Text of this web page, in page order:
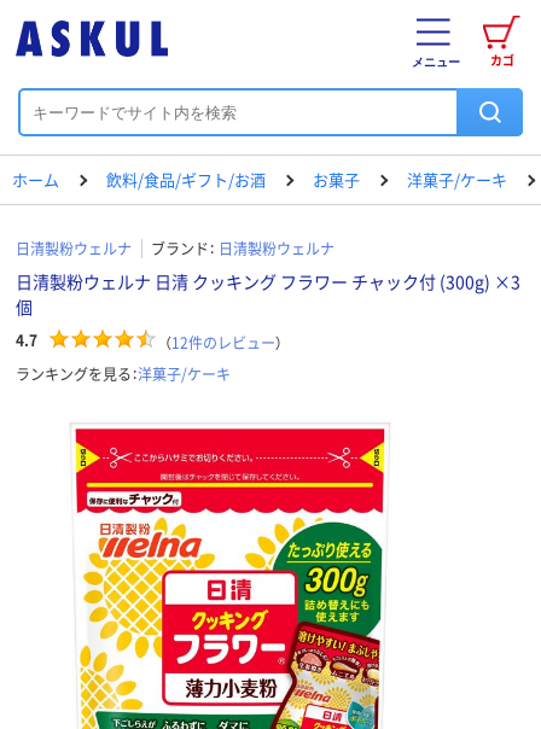
カゴ
メニュー
ホーム 飲料/食品/ギフト/お酒 お菓子 洋菓子/ケーキ
日清製粉ウェルナ ブランド： 日清製粉ウェルナ
日清製粉ウェルナ 日清 クッキング フラワー チャック付 (300g) ×3
個
4.7 （12件のレビュー）
ランキングを見る：洋菓子/ケーキ